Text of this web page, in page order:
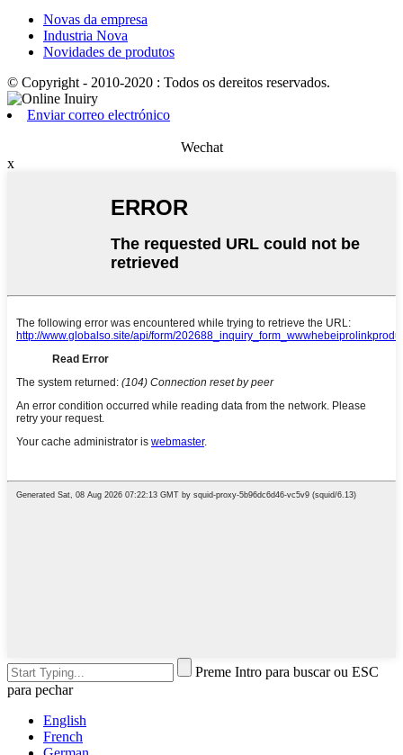
Novas da empresa
Industria Nova
Novidades de produtos
© Copyright - 2010-2020 : Todos os dereitos reservados.
Enviar correo electrónico
Wechat
x
Preme Intro para buscar ou ESC
para pechar
English
French